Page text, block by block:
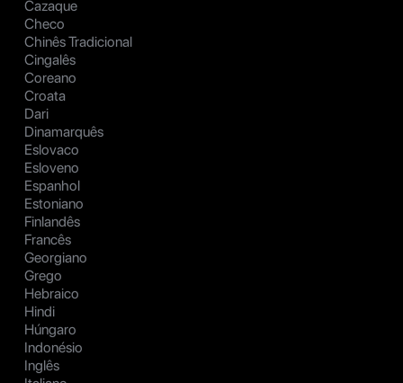
Cazaque
Checo
Chinês Tradicional
Cingalês
Coreano
Croata
Dari
Dinamarquês
Eslovaco
Esloveno
Espanhol
Estoniano
Finlandês
Francês
Georgiano
Grego
Hebraico
Hindi
Húngaro
Indonésio
Inglês